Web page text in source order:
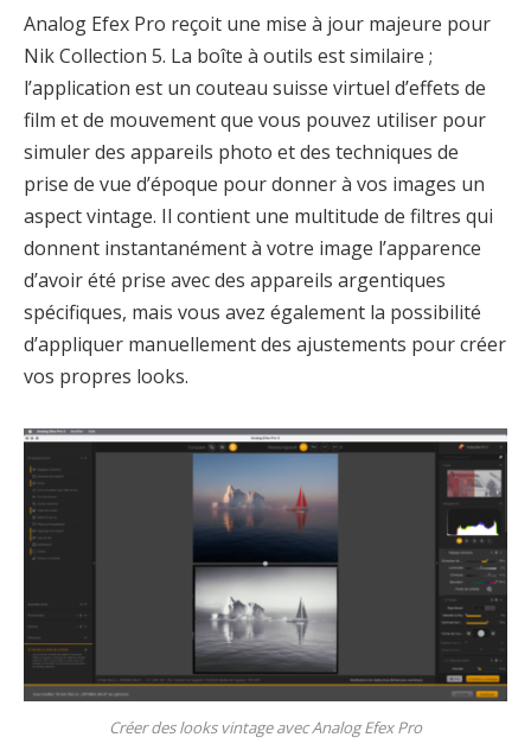
Analog Efex Pro reçoit une mise à jour majeure pour
Nik Collection 5. La boîte à outils est similaire ;
l’application est un couteau suisse virtuel d’effets de
film et de mouvement que vous pouvez utiliser pour
simuler des appareils photo et des techniques de
prise de vue d’époque pour donner à vos images un
aspect vintage. Il contient une multitude de filtres qui
donnent instantanément à votre image l’apparence
d’avoir été prise avec des appareils argentiques
spécifiques, mais vous avez également la possibilité
d’appliquer manuellement des ajustements pour créer
vos propres looks.
Créer des looks vintage avec Analog Efex Pro